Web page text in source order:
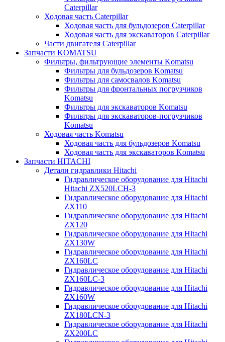
Caterpillar
Ходовая часть Caterpillar
Ходовая часть для бульдозеров Caterpillar
Ходовая часть для экскаваторов Caterpillar
Части двигателя Caterpillar
Запчасти KOMATSU
Фильтры, фильтрующие элементы Komatsu
Фильтры для бульдозеров Komatsu
Фильтры для самосвалов Komatsu
Фильтры для фронтальных погрузчиков
Komatsu
Фильтры для экскаваторов Komatsu
Фильтры для экскаваторов-погрузчиков
Komatsu
Ходовая часть Komatsu
Ходовая часть для бульдозеров Komatsu
Ходовая часть для экскаваторов Komatsu
Запчасти HITACHI
Детали гидравлики Hitachi
Гидравлическое оборудование для Hitachi
Hitachi ZX520LCH-3
Гидравлическое оборудование для Hitachi
ZX110
Гидравлическое оборудование для Hitachi
ZX120
Гидравлическое оборудование для Hitachi
ZX130W
Гидравлическое оборудование для Hitachi
ZX160LC
Гидравлическое оборудование для Hitachi
ZX160LC-3
Гидравлическое оборудование для Hitachi
ZX160W
Гидравлическое оборудование для Hitachi
ZX180LCN-3
Гидравлическое оборудование для Hitachi
ZX200LC